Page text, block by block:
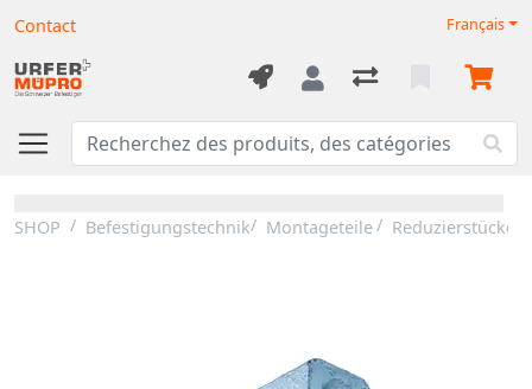
Contact Français
SHOP Befestigungstechnik Montageteile Reduzierstücke